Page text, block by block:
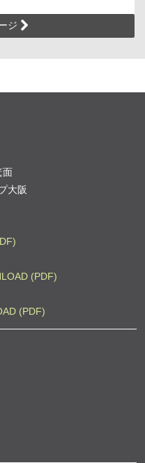
ジ
面
大阪
(PDF)
(PDF)